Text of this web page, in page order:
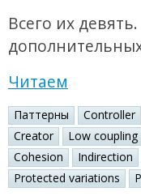
Всего их
Читаем
Паттерны Controller
Creator
Low coupling
Cohesion
Indirection
Protected variations